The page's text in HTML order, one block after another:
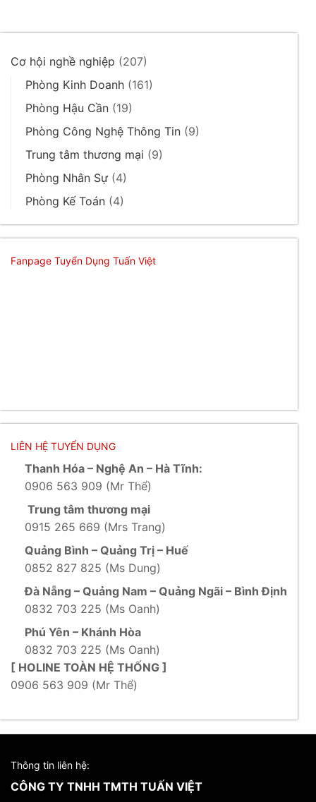
Cơ hội nghề nghiệp (207)
Phòng Kinh Doanh (161)
Phòng Hậu Cần (19)
Phòng Công Nghệ Thông Tin (9)
Trung tâm thương mại (9)
Phòng Nhân Sự(4)
Phòng Kế Toán (4)
Fanpage Tuyển Dụng Tuấn Việt
LIÊN HỆ TUYỂN DỤNG
Thanh Hóa – Nghệ An – Hà Tĩnh:
0906 563 909 (Mr Thể)
Trung tâm thương mại
0915 265 669 (Mrs Trang)
Quảng Bình – Quảng Trị – Huế
0852 827 825 (Ms Dung)
Đà Nẵng – Quảng Nam – Quảng Ngãi – Bình Định
0832 703 225 (Ms Oanh)
Phú Yên – Khánh Hòa
0832 703 225 (Ms Oanh)
[ HOLINE TOÀN HỆ THỐNG ]
0906 563 909 (Mr Thể)
Thông tin liên hệ:
CÔNG TY TNHH TMTH TUẤN VIỆT